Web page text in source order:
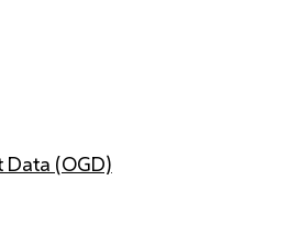
Data (OGD)